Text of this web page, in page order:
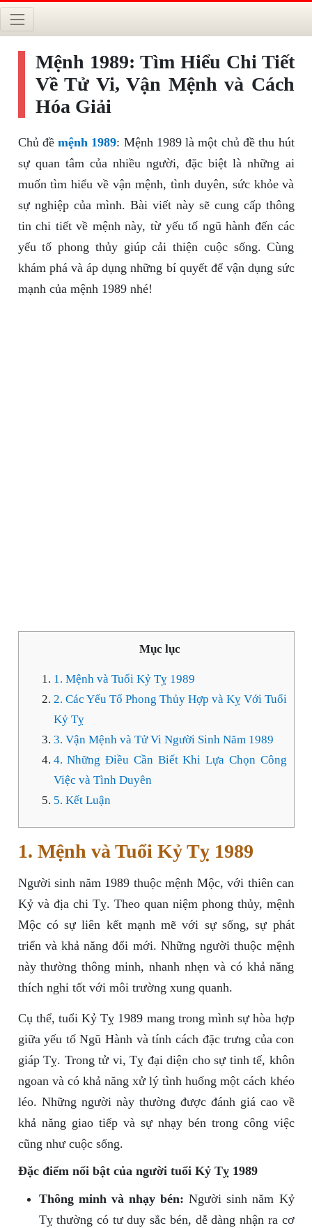
Mệnh 1989: Tìm Hiểu Chi Tiết
Về Tử Vi, Vận Mệnh và Cách
Hóa Giải
Chủ đềmệnh 1989: Mệnh 1989 là một chủ đề thu hút
sự quan tâm của nhiều người, đặc biệt là những ai
muốn tìm hiểu về vận mệnh, tình duyên, sức khỏe và
sự nghiệp của mình. Bài viết này sẽ cung cấp thông
tin chi tiết về mệnh này, từ yếu tố ngũ hành đến các
yếu tố phong thủy giúp cải thiện cuộc sống. Cùng
khám phá và áp dụng những bí quyết để vận dụng sức
mạnh của mệnh 1989 nhé!
Mục lục
1. Mệnh và Tuổi Kỷ Tỵ 1989
2. Các Yếu Tố Phong Thủy Hợp và Kỵ Với Tuổi
Kỷ Tỵ
3. Vận Mệnh và Tử Vi Người Sinh Năm 1989
4. Những Điều Cần Biết Khi Lựa Chọn Công
Việc và Tình Duyên
5. Kết Luận
1. Mệnh và Tuổi Kỷ Tỵ 1989
Người sinh năm 1989 thuộc mệnh Mộc, với thiên can
Kỷ và địa chi Tỵ. Theo quan niệm phong thủy, mệnh
Mộc có sự liên kết mạnh mẽ với sự sống, sự phát
triển và khả năng đổi mới. Những người thuộc mệnh
này thường thông minh, nhanh nhẹn và có khả năng
thích nghi tốt với môi trường xung quanh.
Cụ thể, tuổi Kỷ Tỵ 1989 mang trong mình sự hòa hợp
giữa yếu tố Ngũ Hành và tính cách đặc trưng của con
giáp Tỵ. Trong tử vi, Tỵ đại diện cho sự tinh tế, khôn
ngoan và có khả năng xử lý tình huống một cách khéo
léo. Những người này thường được đánh giá cao về
khả năng giao tiếp và sự nhạy bén trong công việc
cũng như cuộc sống.
Đặc điểm nổi bật của người tuổi Kỷ Tỵ 1989
Thông minh và nhạy bén: Người sinh năm Kỷ
Tỵ thường có tư duy sắc bén, dễ dàng nhận ra cơ